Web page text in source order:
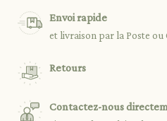
Envoi rapide
et livraison par la Poste ou
Retours
Contactez-nous